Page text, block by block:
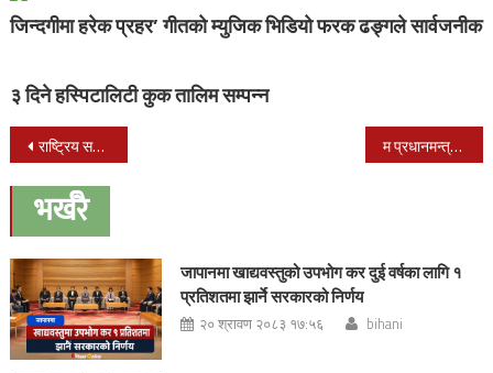
जिन्दगीमा हरेक प्रहर’ गीतको म्युजिक भिडियो फरक ढङ्गले सार्वजनीक
३ दिने हस्पिटालिटी कुक तालिम सम्पन्न
Post
navigation
राष्ट्रिय सभाको रिक्त पदमा ३५ दिनभित्र निर्वाचन, आजैबाट दिनगन्ती सुरु म प्रधानमन्त्री पदका लागि लालायित छैन-कांग्रेस सभापति देउवा
भर्खरै
जापानमा खाद्यवस्तुको उपभोग कर दुई वर्षका लागि १
प्रतिशतमा झार्ने सरकारको निर्णय
२० श्रावण २०८३ १७:५६ bihani